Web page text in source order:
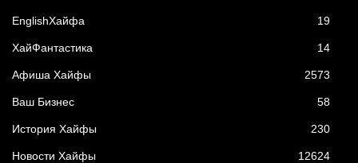
EnglishХайфа 19
XайФантастика 14
Афиша Хайфы 2573
Ваш Бизнес 58
История Хайфы 230
Новости Хайфы 12624